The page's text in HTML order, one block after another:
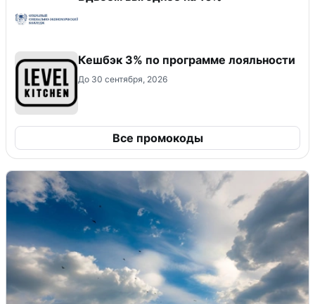
Кешбэк 3% по программе лояльности
До 30 сентября, 2026
Все промокоды